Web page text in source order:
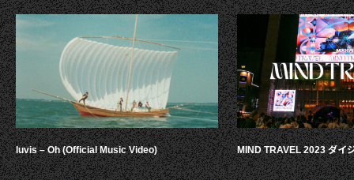
luvis – Oh (Official Music Video) MIND TRAVEL 2023 ダイ